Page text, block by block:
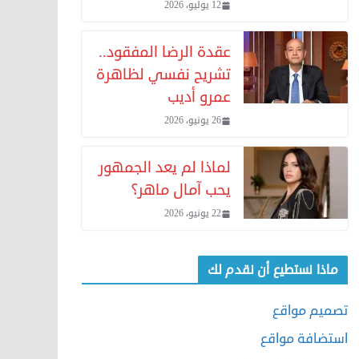
12 يوليو، 2026
عقدة الرضا المفقود..
تشريح نفسي لظاهرة
عمرو أديب
26 يونيو، 2026
لماذا لم يعد الجمهور
يحب آمال ماهر؟
22 يونيو، 2026
ماذا نستطيع أن نقدم لك
تصميم مواقع
استضافة مواقع